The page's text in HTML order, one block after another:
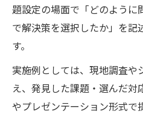
題設定の場面で「どのように
で解決策を選択したか」を記
す。
実施例としては、現地調査
え、発見した課題・選んだ対
やプレゼンテーション形式で